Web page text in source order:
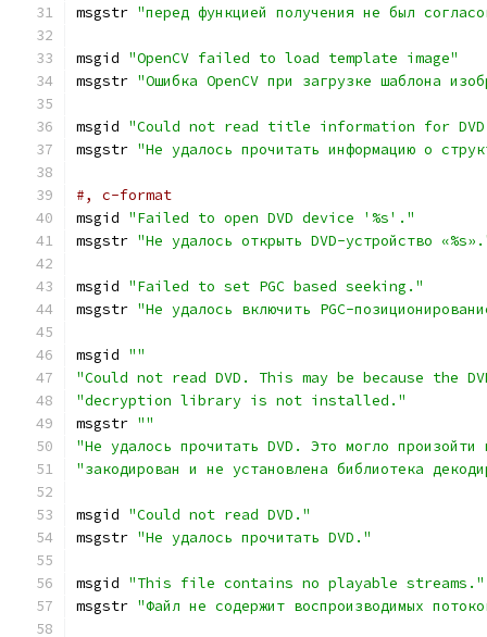
msgstr "перед функцией получения не был
msgid "OpenCV failed to load template image"
msgstr "Ошибка OpenCV при загрузке шаблона
msgid "Could not read title information for
msgstr "Не удалось прочитать информацию о
#, c-format
msgid "Failed to open DVD device '%s'."
msgstr "Не удалось открыть DVD-устройство
msgid "Failed to set PGC based seeking."
msgstr "Не удалось включить PGC-
msgid ""
"Could not read DVD. This may be because the
"decryption library is not installed."
msgstr ""
"Не удалось прочитать DVD. Это могло
"закодирован и не установлена библиотека
msgid "Could not read DVD."
msgstr "Не удалось прочитать DVD."
msgid "This file contains no playable streams."
msgstr "Файл не содержит воспроизводимых